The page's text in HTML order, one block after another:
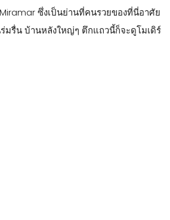
ซึ่งเป็นย่านที่คนรวยของที่นี่อาศัย
มรื่น บ้านหลังใหญ่ๆ ตึกแถวนี้ก็จะดูโมเดิร์